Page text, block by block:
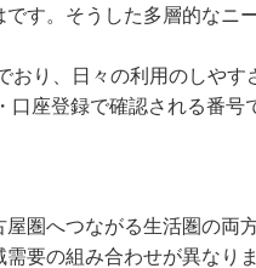
す。そうした多層的なニ
おり、日々の利用のしやす
座登録で確認される番号
圏へつながる生活圏の両
要の組み合わせが異なりま